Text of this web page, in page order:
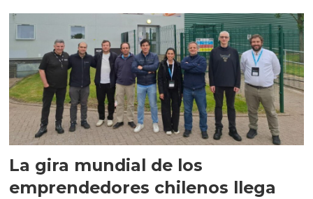
La gira mundial de los
emprendedores chilenos llega